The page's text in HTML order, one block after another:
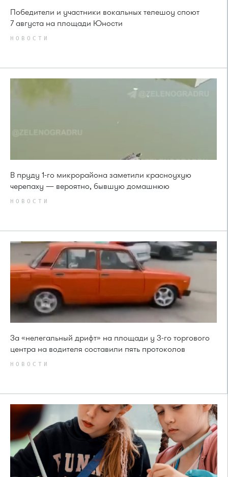
Победители и участники вокальных телешоу споют
7 августа на площади Юности
НОВОСТИ
В пруду 1-го микрорайона заметили красноухую
черепаху — вероятно, бывшую домашнюю
НОВОСТИ
За «нелегальный дрифт» на площади у 3-го торгового
центра на водителя составили пять протоколов
НОВОСТИ